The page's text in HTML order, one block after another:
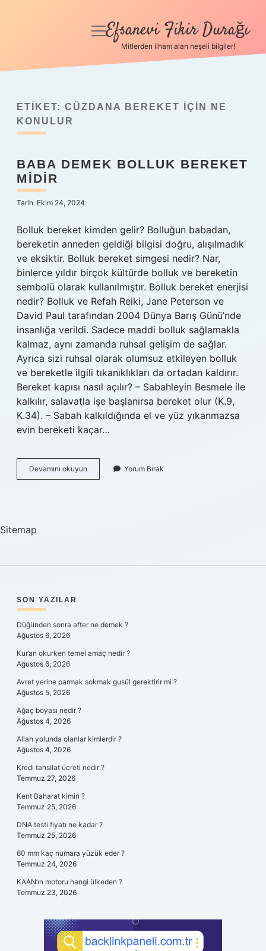
Anasayfa
Yasal Uyarı
menüyü
Efsanevi Fikir Durağı
Mitlerden ilham alan neşeli bilgiler!
ETIKET: CÜZDANA BEREKET IÇIN NE
KONULUR
BABA DEMEK BOLLUK BEREKET
MIDIR
Tarih: Ekim 24, 2024
Bolluk bereket kimden gelir? Bolluğun babadan,
bereketin anneden geldiği bilgisi doğru, alışılmadık
ve eksiktir. Bolluk bereket simgesi nedir? Nar,
binlerce yıldır birçok kültürde bolluk ve bereketin
sembolü olarak kullanılmıştır. Bolluk bereket enerjisi
nedir? Bolluk ve Refah Reiki, Jane Peterson ve
David Paul tarafından 2004 Dünya Barış Günü’nde
insanlığa verildi. Sadece maddi bolluk sağlamakla
kalmaz, aynı zamanda ruhsal gelişim de sağlar.
Ayrıca sizi ruhsal olarak olumsuz etkileyen bolluk
ve bereketle ilgili tıkanıklıkları da ortadan kaldırır.
Bereket kapısı nasıl açılır? – Sabahleyin Besmele ile
kalkılır, salavatla işe başlanırsa bereket olur (K.9,
K.34). – Sabah kalkıldığında el ve yüz yıkanmazsa
evin bereketi kaçar…
Devamını okuyun
Demek
Yorum Bırak
Sitemap
SIDEBAR
SON YAZILAR
Düğünden sonra after ne demek ?
Ağustos 6, 2026
Kur’an okurken temel amaç nedir ?
Ağustos 6, 2026
Avret yerine parmak sokmak gusül gerektirir mi ?
Ağustos 5, 2026
Ağaç boyası nedir ?
Ağustos 4, 2026
Allah yolunda olanlar kimlerdir ?
Ağustos 4, 2026
Kredi tahsilat ücreti nedir ?
Temmuz 27, 2026
Kent Baharat kimin ?
Temmuz 25, 2026
DNA testi fiyatı ne kadar ?
Temmuz 25, 2026
60 mm kaç numara yüzük eder ?
Temmuz 24, 2026
KAAN’ın motoru hangi ülkeden ?
Temmuz 23, 2026